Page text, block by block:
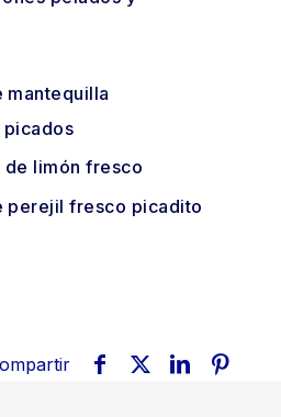
mantequilla
picados
de limón fresco
perejil fresco picadito